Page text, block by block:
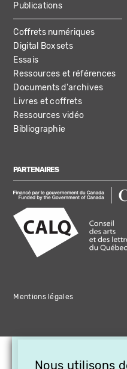
Publications
Coffrets numériques
Digital Boxsets
Essais
Ressources et références
Documents d'archives
Livres et coffrets
Ressources vidéo
Bibliographie
PARTENAIRES
Mentions légales
Nous utilisons